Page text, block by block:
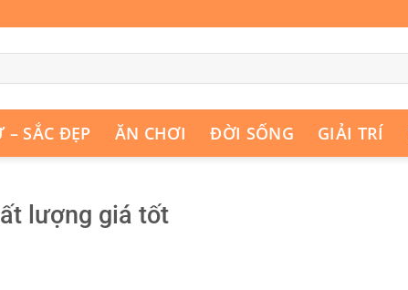
– SẮC ĐẸP ĂN CHƠI ĐỜI SỐNG GIẢI TRÍ
lượng giá tốt